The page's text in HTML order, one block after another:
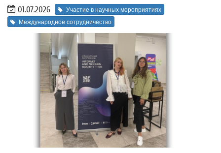
01.07.2026
Участие в научных мероприятиях
Международное сотрудничество